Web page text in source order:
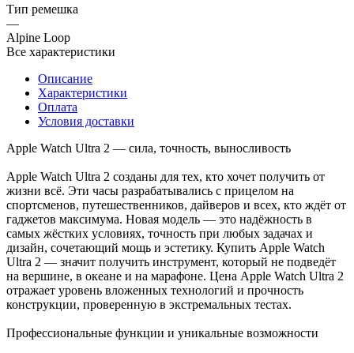
Тип ремешка
—
Alpine Loop
Все характеристики
Описание
Характеристики
Оплата
Условия доставки
Apple Watch Ultra 2 — сила, точность, выносливость
Apple Watch Ultra 2 созданы для тех, кто хочет получить от
жизни всё. Эти часы разрабатывались с прицелом на
спортсменов, путешественников, дайверов и всех, кто ждёт от
гаджетов максимума. Новая модель — это надёжность в
самых жёстких условиях, точность при любых задачах и
дизайн, сочетающий мощь и эстетику. Купить Apple Watch
Ultra 2 — значит получить инструмент, который не подведёт
на вершине, в океане и на марафоне. Цена Apple Watch Ultra 2
отражает уровень вложенных технологий и прочность
конструкции, проверенную в экстремальных тестах.
Профессиональные функции и уникальные возможности